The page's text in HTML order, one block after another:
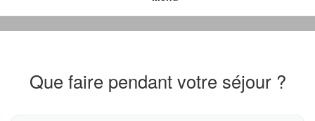
Que faire pendant votre séjour ?